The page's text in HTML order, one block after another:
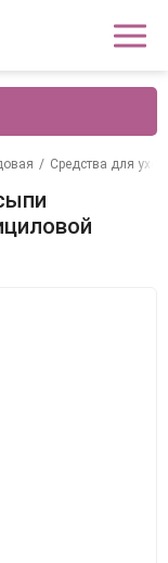
/ Средства для